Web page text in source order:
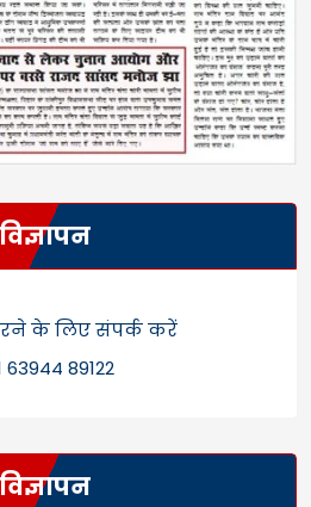
विज्ञापन
के लिए संपर्क करें
63944 89122
विज्ञापन